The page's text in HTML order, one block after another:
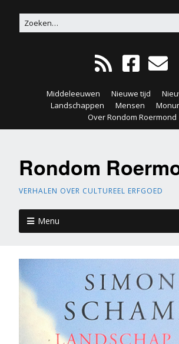
Middeleeuwen Nieuwe tijd
Landschappen
Mensen
Over Rondom Roermond
Rondom
VERHALEN OVER CULTUREEL ERFGOED
Menu